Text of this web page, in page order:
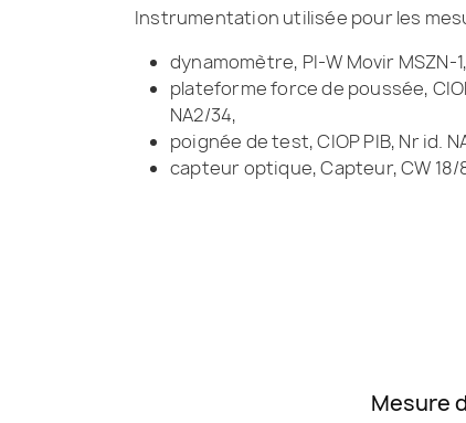
Instrumentation utilisée pour les
dynamomètre, PI-W Movir MSZN-
plateforme force de poussée,
NA2/34,
poignée de test, CIOP PIB, Nr id.
capteur optique, Capteur, CW 18/
Mesure